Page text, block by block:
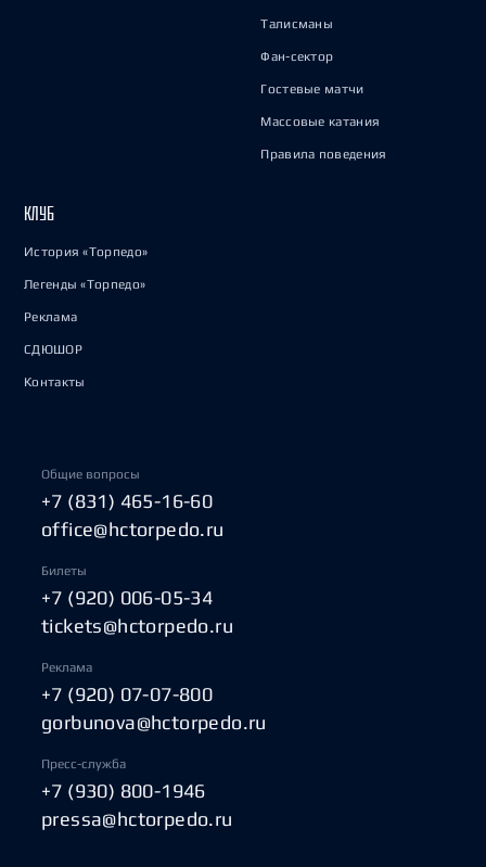
Талисманы
Фан-сектор
Гостевые матчи
Массовые катания
Правила поведения
КЛУБ
История «Торпедо»
Легенды «Торпедо»
Реклама
СДЮШОР
Контакты
Общие вопросы
+7 (831) 465-16-60
office@hctorpedo.ru
Билеты
+7 (920) 006-05-34
tickets@hctorpedo.ru
Реклама
+7 (920) 07-07-800
gorbunova@hctorpedo.ru
Пресс-служба
+7 (930) 800-1946
pressa@hctorpedo.ru